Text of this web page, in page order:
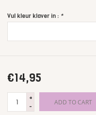
Vul kleur klaver in : *
€14,95
+
-
ADD TO CART